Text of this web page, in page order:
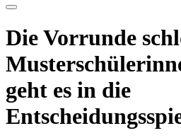
Die Vorrunde
geht es in die